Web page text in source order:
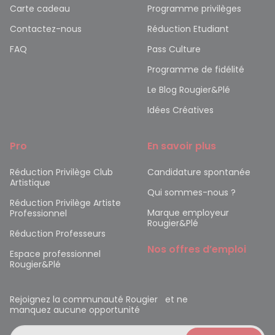
Carte cadeau
Contactez-nous
FAQ
Programme privilèges
Réduction Etudiant
Pass Culture
Programme de fidélité
Le Blog Rougier&Plé
Idées Créatives
Pro
Réduction Privilège Club
Artistique
Réduction Privilège Artiste
Professionnel
Réduction Professeurs
Espace professionnel
Rougier&Plé
En savoir plus
Candidature spontanée
Qui sommes-nous ?
Marque employeur
Rougier&Plé
Nos offres d’emploi
Rejoignez la communauté Rougier et ne
manquez aucune opportunité